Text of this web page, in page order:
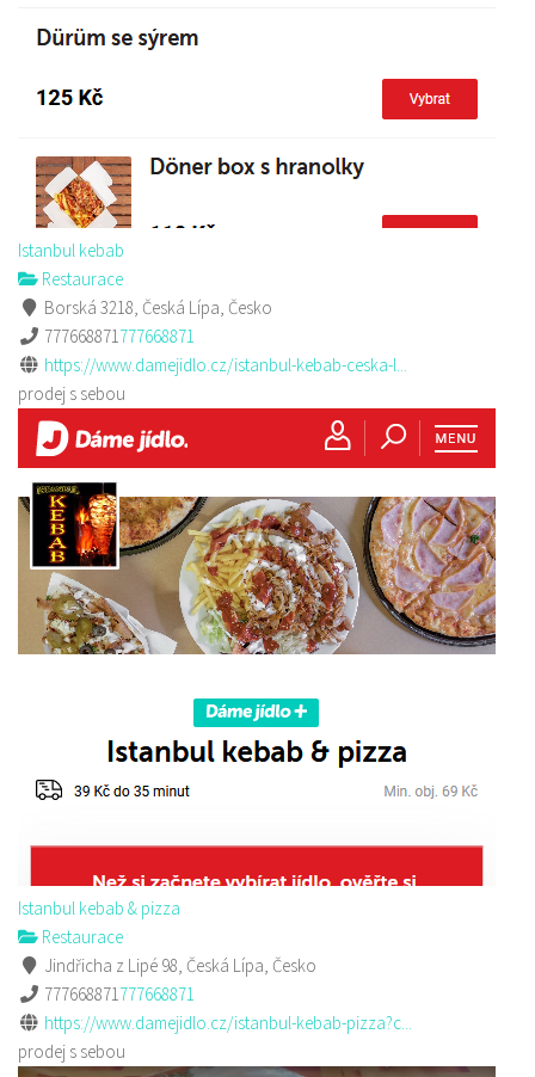
Istanbul kebab
Restaurace
Borská 3218, Česká Lípa, Česko
777668871777668871
https://www.damejidlo.cz/istanbul-kebab-ceska-l...
prodej s sebou
Istanbul kebab & pizza
Restaurace
Jindřicha z Lipé 98, Česká Lípa, Česko
777668871777668871
https://www.damejidlo.cz/istanbul-kebab-pizza?c...
prodej s sebou